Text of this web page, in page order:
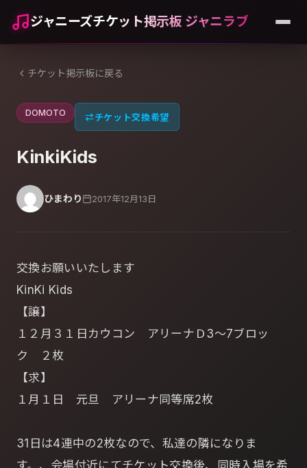
ジャニーズチケット掲示板 ジャニラブ
チケット掲示板に戻る
DOMOTO ⇄チケット交換希望
KinkiKids
ひまわり 2017年12月13日
交換お願いいたします
KinKi Kids
【譲】
１２月３１日カウコン アリーナＤ3～7ブロッ
ク ２枚
【求】
１月１日 元旦 アリーナ同等席2枚
31日は4連中の2枚なので、私達の隣になりま
す。、会場付近にてチケット交換後、同時入場を希